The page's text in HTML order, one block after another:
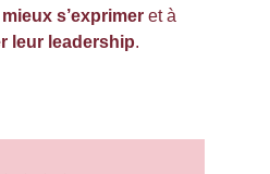
mieux s’exprimer et à
leur leadership.